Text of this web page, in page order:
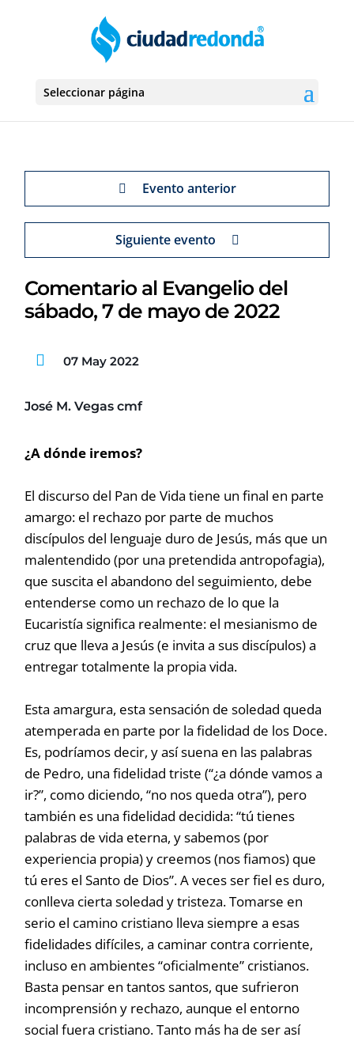
Seleccionar página
Evento anterior
Siguiente evento
Comentario al Evangelio del
sábado, 7 de mayo de 2022
07 May 2022
José M. Vegas cmf
¿A dónde iremos?
El discurso del Pan de Vida tiene un final en parte
amargo: el rechazo por parte de muchos
discípulos del lenguaje duro de Jesús, más que un
malentendido (por una pretendida antropofagia),
que suscita el abandono del seguimiento, debe
entenderse como un rechazo de lo que la
Eucaristía significa realmente: el mesianismo de
cruz que lleva a Jesús (e invita a sus discípulos) a
entregar totalmente la propia vida.
Esta amargura, esta sensación de soledad queda
atemperada en parte por la fidelidad de los Doce.
Es, podríamos decir, y así suena en las palabras
de Pedro, una fidelidad triste (“¿a dónde vamos a
ir?”, como diciendo, “no nos queda otra”), pero
también es una fidelidad decidida: “tú tienes
palabras de vida eterna, y sabemos (por
experiencia propia) y creemos (nos fiamos) que
tú eres el Santo de Dios”. A veces ser fiel es duro,
conlleva cierta soledad y tristeza. Tomarse en
serio el camino cristiano lleva siempre a esas
fidelidades difíciles, a caminar contra corriente,
incluso en ambientes “oficialmente” cristianos.
Basta pensar en tantos santos, que sufrieron
incomprensión y rechazo, aunque el entorno
social fuera cristiano. Tanto más ha de ser así